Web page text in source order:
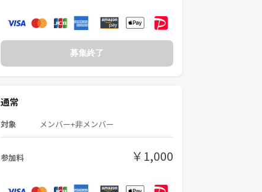
募集終了
通常
対象 メンバー+非メンバー
参加料 ￥1,000